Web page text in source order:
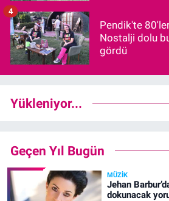
Pendik'te
Nostalji dolu
gördü
4
Yükleniyor...
Geçen Yıl Bugün
MÜZIK
Jehan
dokunacak